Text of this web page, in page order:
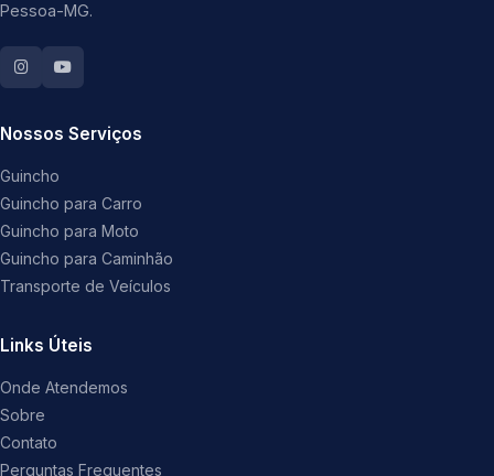
Pessoa-MG.
Nossos Serviços
Guincho
Guincho para Carro
Guincho para Moto
Guincho para Caminhão
Transporte de Veículos
Links Úteis
Onde Atendemos
Sobre
Contato
Perguntas Frequentes